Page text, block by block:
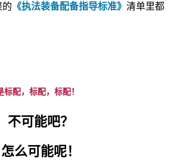
的 《执法装备配备指导标准》 清单里都
配，标配，标配！
不可能吧？
怎么可能呢！